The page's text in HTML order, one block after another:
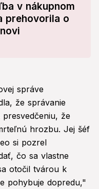
v nákupnom
prehovorila o
správe
že správanie
že
hrozbu. Jej šéf
si pozrel
čo sa vlastne
otočil tvárou k
pohybuje dopredu,"